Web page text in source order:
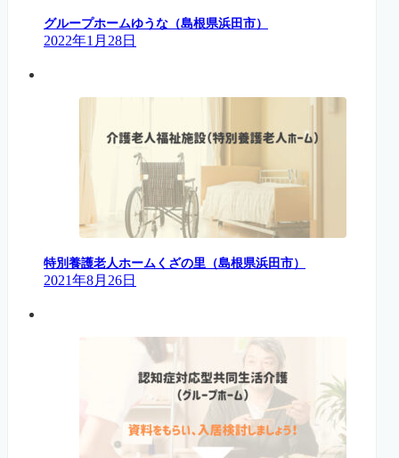
グループホームゆうな（島根県浜田市）
2022年1月28日
特別養護老人ホームくざの里（島根県浜田市）
2021年8月26日